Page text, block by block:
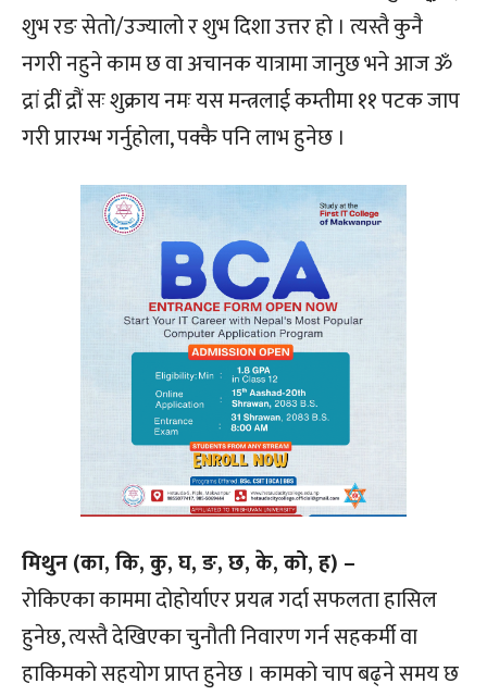
शुभ रङ सेतो/उज्यालो र शुभ दिशा उत्तर हो । त्यस्तै कुनै
नगरी नहुने काम छ वा अचानक यात्रामा जानुछ भने आज ॐ
द्रां द्रीं द्रौं सः शुक्राय नमः यस मन्त्रलाई कम्तीमा ११ पटक जाप
गरी प्रारम्भ गर्नुहोला, पक्कै पनि लाभ हुनेछ ।
मिथुन (का, कि, कु, घ, ङ, छ, के, को, ह) –
रोकिएका काममा दोहोर्याएर प्रयत्न गर्दा सफलता हासिल
हुनेछ, त्यस्तै देखिएका चुनौती निवारण गर्न सहकर्मी वा
हाकिमको सहयोग प्राप्त हुनेछ । कामको चाप बढ्ने समय छ